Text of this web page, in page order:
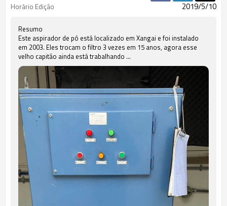
Horário Edição
2019/5/10
Resumo
Este aspirador de pó está localizado em Xangai e foi instalado
em 2003. Eles trocam o filtro 3 vezes em 15 anos, agora esse
velho capitão ainda está trabalhando ...